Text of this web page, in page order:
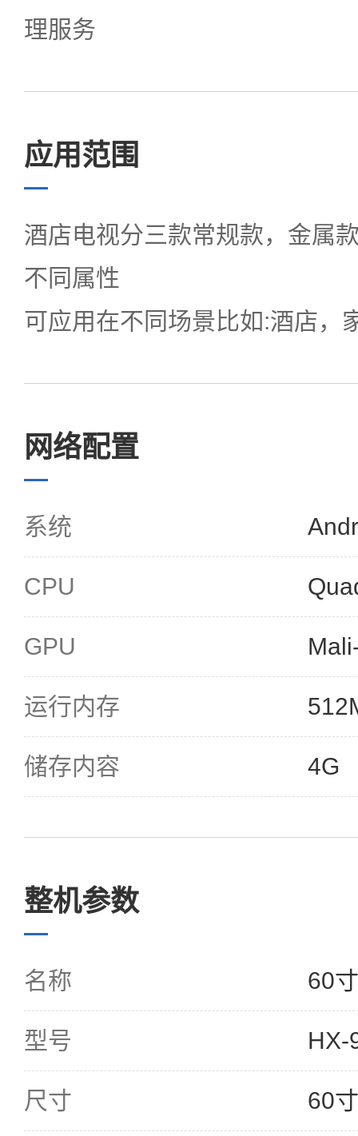
理服务
应用范围
酒店电视分三款常规款，金属
不同属性
可应用在不同场景比如:酒店，
网络配置
系统
CPU
GPU
运行内存
储存内容 4G
整机参数
名称 60
型号 HX-
尺寸 60寸